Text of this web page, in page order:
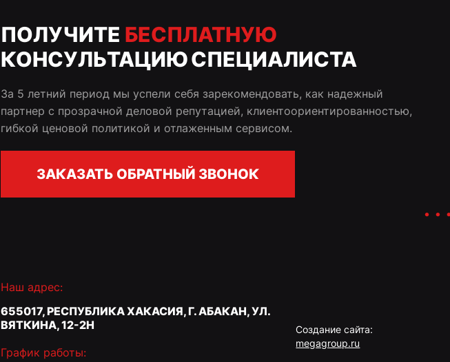
ПОЛУЧИТЕ БЕСПЛАТНУЮ
КОНСУЛЬТАЦИЮ СПЕЦИАЛИСТА
За 5 летний период мы успели себя зарекомендовать, как надежный
партнер с прозрачной деловой репутацией, клиентоориентированностью,
гибкой ценовой политикой и отлаженным сервисом.
ЗАКАЗАТЬ ОБРАТНЫЙ ЗВОНОК
Наш адрес:
655017, РЕСПУБЛИКА ХАКАСИЯ, Г. АБАКАН, УЛ.
ВЯТКИНА, 12-2Н
График работы:
Создание сайта:
megagroup.ru